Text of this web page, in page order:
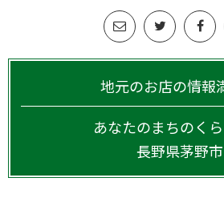
地元のお店の情報
あなたのまちのく
長野県茅野市